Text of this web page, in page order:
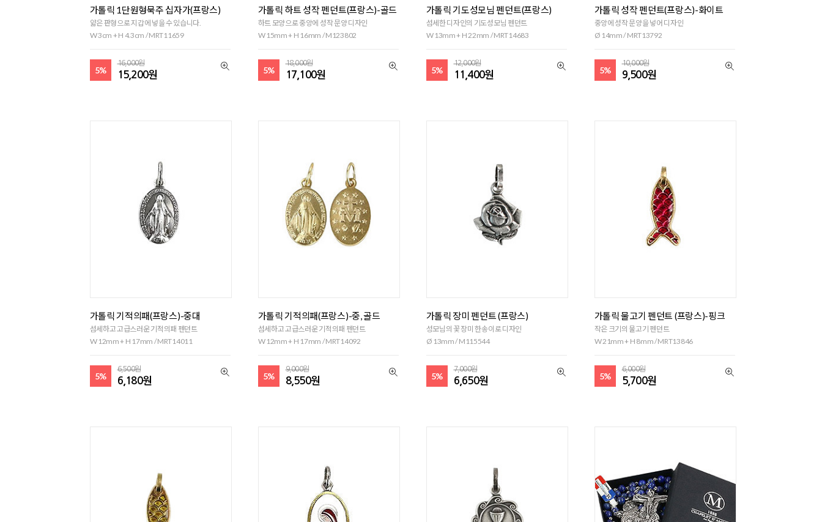
가톨릭 1단원형묵주 십자가(프랑스)
얇은 판형으로 지갑에 넣을 수 있습니다.
W 3cm + H 4.3cm / MRT11659
5%
16,000원
15,200원
가톨릭 하트 성작 펜던트(프랑스)-골드
하트 모양으로 중앙에 성작 문양 디자인
W 15mm + H 16mm / M123802
5%
18,000원
17,100원
가톨릭 기도성모님 펜던트(프랑스)
섬세한 디자인의 기도성모님 펜던트
W 13mm + H 22mm / MRT14683
5%
12,000원
11,400원
가톨릭 성작 펜던트(프랑스)-화이트
중앙에 성작 문양을 넣어 디자인
Ø 14mm / MRT13792
5%
10,000원
9,500원
가톨릭 기적의패(프랑스)-중대
섬세하고 고급스러운 기적의패 펜던트
W 12mm + H 17mm / MRT14011
5%
6,500원
6,180원
가톨릭 기적의패(프랑스)-중, 골드
섬세하고 고급스러운 기적의패 펜던트
W 12mm + H 17mm / MRT14092
5%
9,000원
8,550원
가톨릭 장미 펜던트 (프랑스)
성모님의 꽃 장미 한송이로 디자인
Ø 13mm / M115544
5%
7,000원
6,650원
가톨릭 물고기 펜던트 (프랑스)-핑크
작은 크기의 물고기 펜던트
W 21mm + H 8mm / MRT13846
5%
6,000원
5,700원